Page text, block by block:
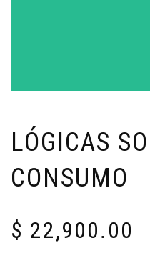
LÓGICAS
CONSUMO
$ 22,900.00